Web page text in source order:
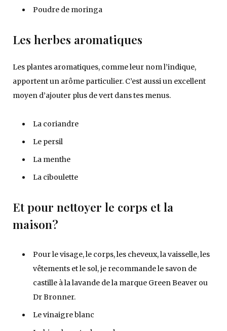
Poudre de moringa
Les herbes aromatiques
Les plantes aromatiques, comme leur nom l’indique,
apportent un arôme particulier. C’est aussi un excellent
moyen d’ajouter plus de vert dans tes menus.
La coriandre
Le persil
La menthe
La ciboulette
Et pour nettoyer le corps et la
maison?
Pour le visage, le corps, les cheveux, la vaisselle, les
vêtements et le sol, je recommande le savon de
castille à la lavande de la marque Green Beaver ou
Dr Bronner.
Le vinaigre blanc